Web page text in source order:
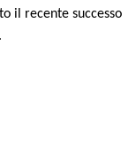
il recente successo